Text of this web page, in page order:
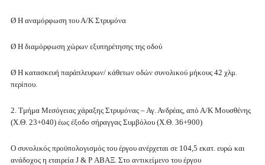
Ø Η αναμόρφωση του Α/Κ Στρυμόνα
Ø Η διαμόρφωση χώρων εξυπηρέτησης της οδού
Ø Η κατασκευή παράπλευρων/ κάθετων οδών συνολικού μήκους 42 χλμ.
περίπου.
2. Τμήμα Μεσόγειας χάραξης Στρυμόνας – Αγ. Ανδρέας, από Α/Κ Μουσθένης
(Χ.Θ. 23+040) έως έξοδο σήραγγας Συμβόλου (Χ.Θ. 36+900)
Ο συνολικός προϋπολογισμός του έργου ανέρχεται σε 104,5 εκατ. ευρώ και
ανάδοχος η εταιρεία J & P ΑΒΑΞ. Στο αντικείμενο του έργου